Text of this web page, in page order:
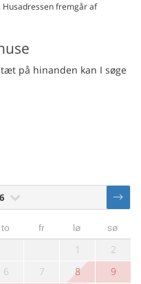
fremgår af
på hinanden kan I søge
to fr lø
sø
1 2
6 7 8 9